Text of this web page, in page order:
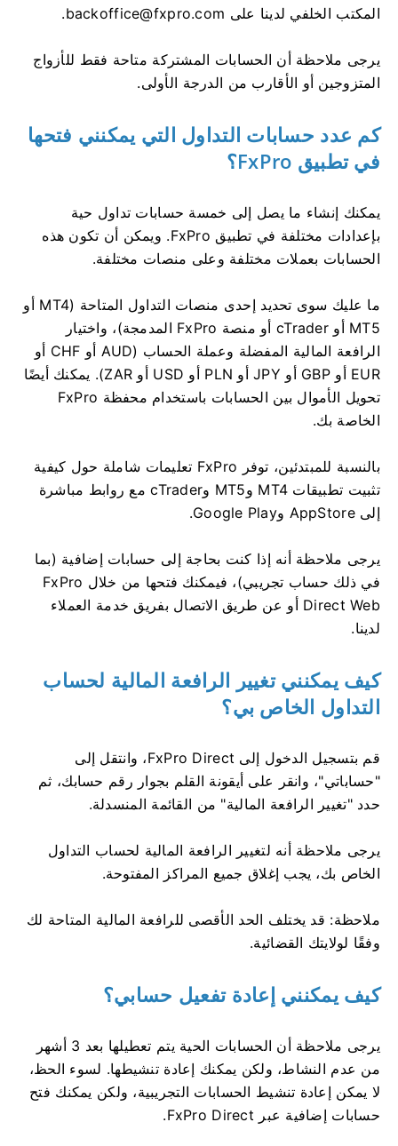
المكتب الخلفي لدينا على backoffice@fxpro.com
.
يرجى ملاحظة أن الحسابات المشتركة متاحة فقط للأزواج
المتزوجين أو الأقارب من الدرجة الأولى.
كم عدد حسابات التداول التي يمكنني فتحها
في تطبيق FxPro؟
يمكنك إنشاء ما يصل إلى خمسة حسابات تداول حية
بإعدادات مختلفة في تطبيق FxPro. ويمكن أن تكون هذه
الحسابات بعملات مختلفة وعلى منصات مختلفة.
ما عليك سوى تحديد إحدى منصات التداول المتاحة (MT4 أو
MT5 أو cTrader أو منصة FxPro المدمجة)، واختيار
الرافعة المالية المفضلة وعملة الحساب (AUD أو CHF أو
EUR أو GBP أو JPY أو PLN أو USD أو ZAR). يمكنك أيضًا
تحويل الأموال بين الحسابات باستخدام محفظة FxPro
الخاصة بك.
بالنسبة للمبتدئين، توفر FxPro تعليمات شاملة حول كيفية
تثبيت تطبيقات MT4 وMT5 وcTrader مع روابط مباشرة
إلى AppStore وGoogle Play.
يرجى ملاحظة أنه إذا كنت بحاجة إلى حسابات إضافية (بما
في ذلك حساب تجريبي)، فيمكنك فتحها من خلال FxPro
Direct Web أو عن طريق الاتصال بفريق خدمة العملاء
لدينا.
كيف يمكنني تغيير الرافعة المالية لحساب
التداول الخاص بي؟
قم بتسجيل الدخول إلى FxPro Direct، وانتقل إلى
"حساباتي"، وانقر على أيقونة القلم بجوار رقم حسابك، ثم
حدد "تغيير الرافعة المالية" من القائمة المنسدلة.
يرجى ملاحظة أنه لتغيير الرافعة المالية لحساب التداول
الخاص بك، يجب إغلاق جميع المراكز المفتوحة.
ملاحظة: قد يختلف الحد الأقصى للرافعة المالية المتاحة لك
وفقًا لولايتك القضائية.
كيف يمكنني إعادة تفعيل حسابي؟
يرجى ملاحظة أن الحسابات الحية يتم تعطيلها بعد 3 أشهر
من عدم النشاط، ولكن يمكنك إعادة تنشيطها. لسوء الحظ،
لا يمكن إعادة تنشيط الحسابات التجريبية، ولكن يمكنك فتح
حسابات إضافية عبر FxPro Direct.